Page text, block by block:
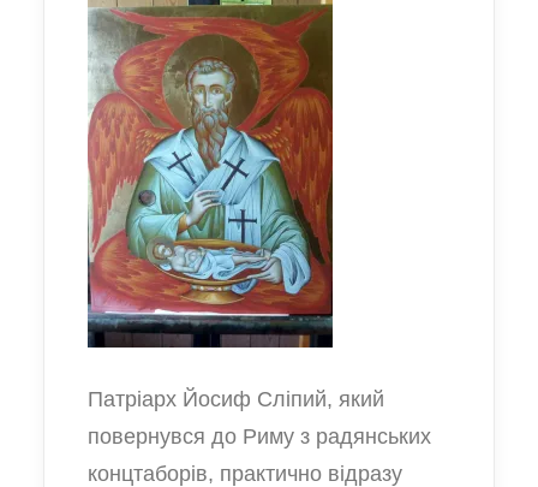
Патріарх Йосиф Сліпий, який
повернувся до Риму з радянських
концтаборів, практично відразу